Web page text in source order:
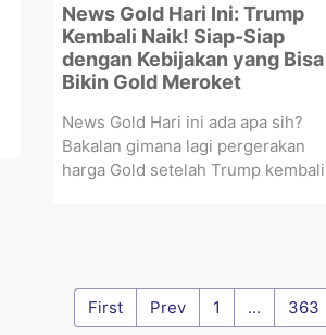
News Gold Hari Ini: Trump
Kembali Naik! Siap-Siap
dengan Kebijakan yang Bisa
Bikin Gold Meroket
News Gold Hari ini ada apa sih?
Bakalan gimana lagi pergerakan
harga Gold setelah Trump
First Prev 1 ... 363